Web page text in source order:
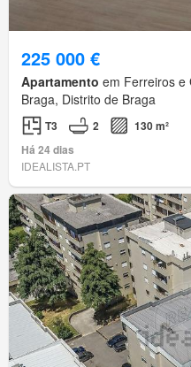
225 000 €
Apartamento em Ferreiros e
Braga, Distrito de Braga
T3 2
130 m²
Há 24 dias
IDEALISTA.PT